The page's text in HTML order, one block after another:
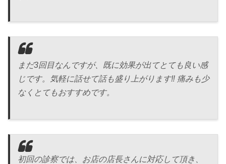
まだ3回目なんですが、既に効果が出てとても良い感
じです。気軽に話せて話も盛り上がります‼︎ 痛みも少
なくとてもおすすめです。
初回の診察では、お店の店長さんに対応して頂き、